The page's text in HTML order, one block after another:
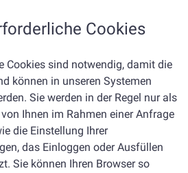
Cookies
Cookies sind notwendig, damit die
können in unseren Systemen
Sie werden in der Regel nur als
Ihnen im Rahmen einer Anfrage
die Einstellung Ihrer
das Einloggen oder Ausfüllen
Sie können Ihren Browser so